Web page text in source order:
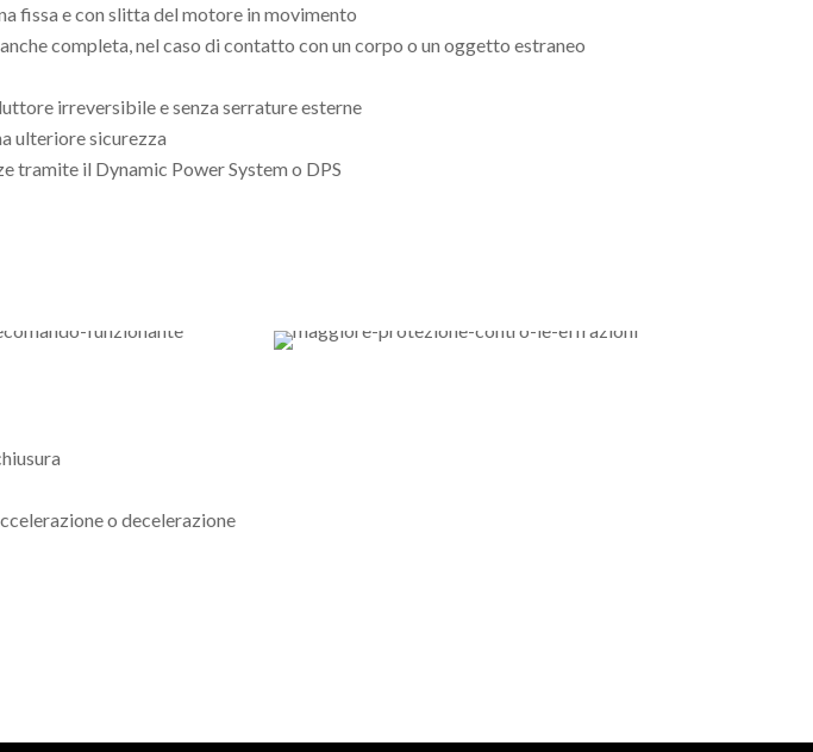
fissa e con slitta del motore in movimento
completa, nel caso di contatto con un corpo o un oggetto estraneo
irreversibile e senza serrature esterne
ulteriore sicurezza
tramite il Dynamic Power System o DPS
o decelerazione